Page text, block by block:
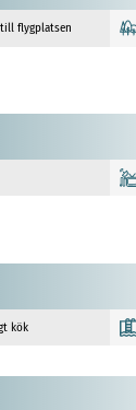
flygplatsen
kök